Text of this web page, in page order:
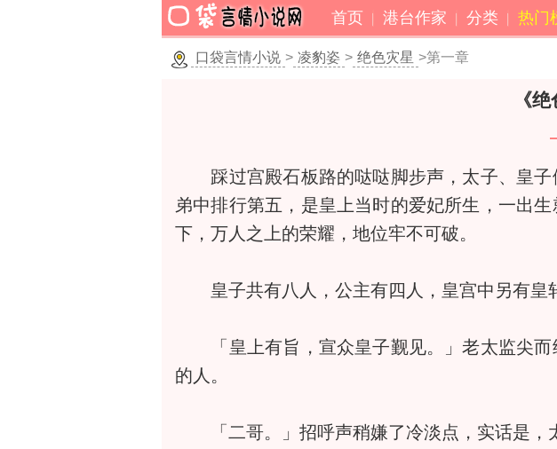
首页 港台作家 分类 热门
口袋言情小说 > 凌豹姿 > 绝色灾星 >第一章
《
踩过宫殿石板路的哒哒脚步声，太子、皇子
弟中排行第五，是皇上当时的爱妃所生，一出
下，万人之上的荣耀，地位牢不可破。
皇子共有八人，公主有四人，皇宫中另有皇
「皇上有旨，宣众皇子觐见。」老太监尖而
的人。
「二哥。」招呼声稍嫌了冷淡点，实话是，